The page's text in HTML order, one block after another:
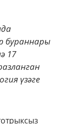
17
үзәге